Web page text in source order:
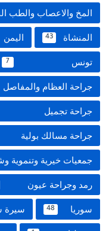
المخ والاعصاب والطب
المنشاة 43 اليمن
تونس 7
جراحة العظام والمفاصل
جراحة تجميل
جراحة مسالك بولية
جمعيات خيرية وتنموية
رمد وجراحة عيون
سوريا 48 سيرة